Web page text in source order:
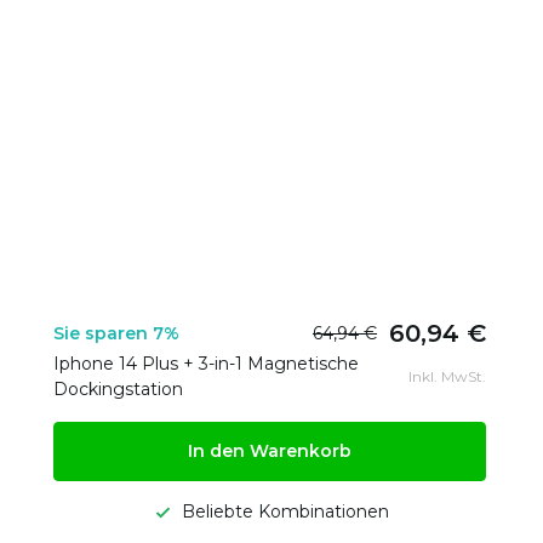
Sie sparen 7% 64,94 € 60,94 €
Iphone 14 Plus + 3-in-1 Magnetische
Dockingstation
Inkl. MwSt.
In den Warenkorb
Beliebte Kombinationen